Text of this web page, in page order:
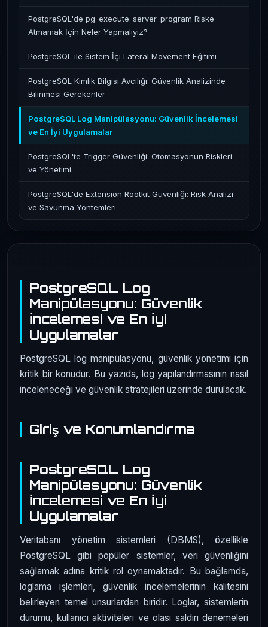
PostgreSQL Log
Manipülasyonu: Güvenlik
İncelemesi ve En İyi
Uygulamalar
PostgreSQL log manipülasyonu, güvenlik yönetimi için
kritik bir konudur. Bu yazıda, log yapılandırmasının nasıl
inceleneceği ve güvenlik stratejileri üzerinde durulacak.
Giriş ve Konumlandırma
PostgreSQL Log
Manipülasyonu: Güvenlik
İncelemesi ve En İyi
Uygulamalar
Veritabanı yönetim sistemleri (DBMS), özellikle
PostgreSQL gibi popüler sistemler, veri güvenliğini
sağlamak adına kritik rol oynamaktadır. Bu bağlamda,
loglama işlemleri, güvenlik incelemelerinin kalitesini
belirleyen temel unsurlardan biridir. Loglar, sistemlerin
durumu, kullanıcı aktiviteleri ve olası saldırı denemeleri
PostgreSQL'de pg_execute_server_program Riske
Atmamak İçin Neler Yapmalıyız?
PostgreSQL ile Sistem İçi Lateral Movement Eğitimi
PostgreSQL Kimlik Bilgisi Avcılığı: Güvenlik Analizinde
Bilinmesi Gerekenler
PostgreSQL Log Manipülasyonu: Güvenlik İncelemesi
ve En İyi Uygulamalar
PostgreSQL'te Trigger Güvenliği: Otomasyonun Riskleri
ve Yönetimi
PostgreSQL'de Extension Rootkit Güvenliği: Risk Analizi
ve Savunma Yöntemleri